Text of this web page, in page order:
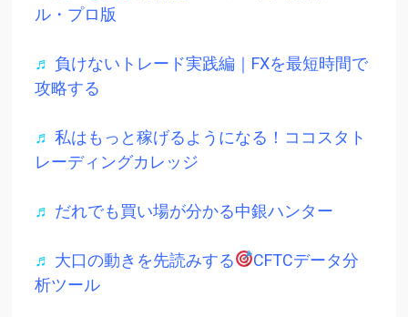
ル・プロ版
♬ 負けないトレード実践編｜FXを最短時間で
攻略する
♬ 私はもっと稼げるようになる！ココスタト
レーディングカレッジ
♬ だれでも買い場が分かる中銀ハンター
♬ 大口の動きを先読みする
CFTCデータ分
析ツール